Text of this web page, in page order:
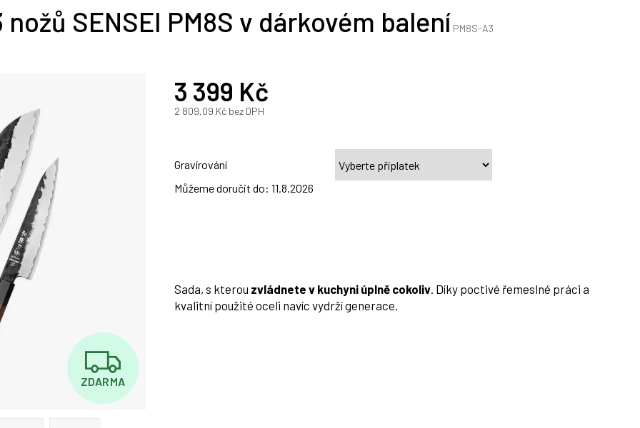
SENSEI PM8S v dárkovém balení PM8S-A3
Z
D
ZDARMA
3 399 Kč
2 809,09 Kč bez DPH
Gravírování
Můžeme doručit do: 11.8.2026
Sada, s kterou zvládnete v kuchyni úplně cokoliv. Díky poctivé řemeslné práci a
kvalitní použité oceli navíc vydrží generace.